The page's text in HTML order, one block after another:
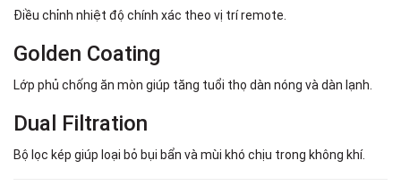
Điều chỉnh nhiệt độ chính xác theo vị trí remote.
Golden Coating
Lớp phủ chống ăn mòn giúp tăng tuổi thọ dàn nóng và dàn lạnh.
Dual Filtration
Bộ lọc kép giúp loại bỏ bụi bẩn và mùi khó chịu trong không khí.